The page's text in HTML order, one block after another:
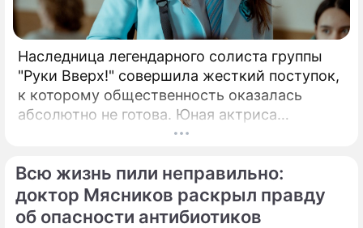
Наследница легендарного солиста группы
"Руки Вверх!" совершила жесткий поступок,
к которому общественность оказалась
абсолютно не готова. Юная актриса
Вероника Жукова, дочь бессменного лидера
заставила взрогнуть своих многочисленных
поклонников.
Всю жизнь пили неправильно:
доктор Мясников раскрыл правду
об опасности антибиотиков